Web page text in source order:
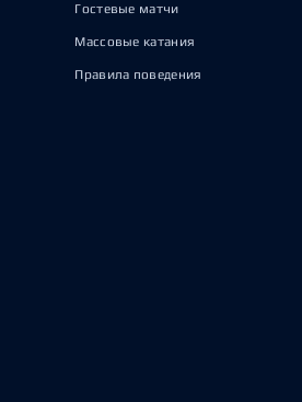
Гостевые матчи
Массовые катания
Правила поведения